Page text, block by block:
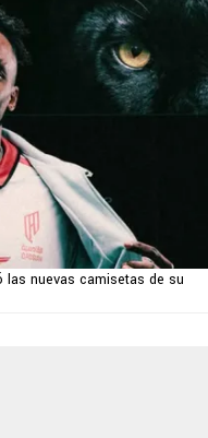
las nuevas camisetas de su